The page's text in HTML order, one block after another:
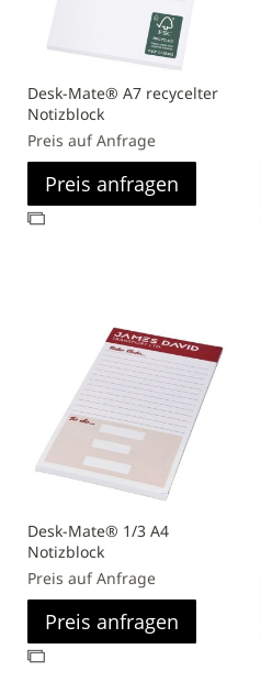
Desk-Mate® A7 recycelter
Notizblock
Preis auf Anfrage
Preis anfragen
Zur
Desk-Mate® 1/3 A4
Notizblock
Preis auf Anfrage
Preis anfragen
Zur